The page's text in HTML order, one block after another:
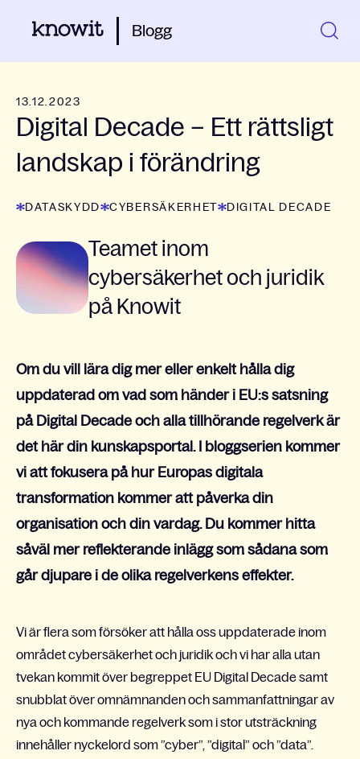
Blogg
13.12.2023
Digital Decade – Ett rättsligt
landskap i förändring
DATASKYDD CYBERSÄKERHET DIGITAL DECADE
Teamet inom
cybersäkerhet och juridik
på Knowit
Om du vill lära dig mer eller enkelt hålla dig
uppdaterad om vad som händer i EU:s satsning
på Digital Decade och alla tillhörande regelverk är
det här din kunskapsportal. I bloggserien kommer
vi att fokusera på hur Europas digitala
transformation kommer att påverka din
organisation och din vardag. Du kommer hitta
såväl mer reflekterande inlägg som sådana som
går djupare i de olika regelverkens effekter.
Vi är flera som försöker att hålla oss uppdaterade inom
området cybersäkerhet och juridik och vi har alla utan
tvekan kommit över begreppet EU Digital Decade samt
snubblat över omnämnanden och sammanfattningar av
nya och kommande regelverk som i stor utsträckning
innehåller nyckelord som ”cyber”, ”digital” och ”data”.